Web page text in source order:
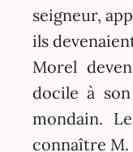
seigneur,
ils
Morel
docile à
mondain.
connaître M.